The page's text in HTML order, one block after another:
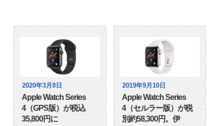
2020年3月8日
Apple Watch Series
4（GPS版）が税込
35,800円に
2019年9月10日
Apple Watch Series
4（セルラー版）が税
別約58,300円。伊